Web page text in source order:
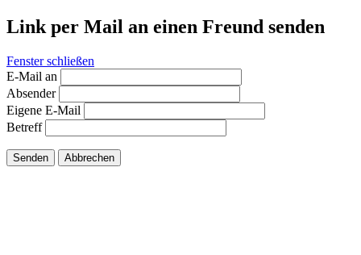
Link per Mail an einen Freund senden
Fenster schließen
E-Mail an
Absender
Eigene E-Mail
Betreff
Senden Abbrechen